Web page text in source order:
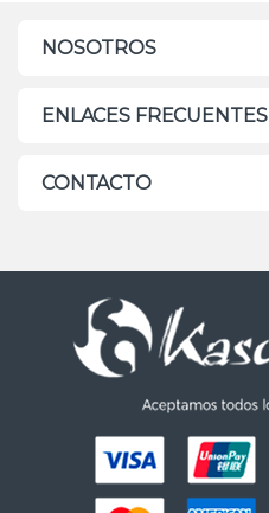
NOSOTROS
ENLACES FRECUENTES
CONTACTO